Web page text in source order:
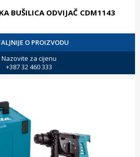
BUŠILICA ODVIJAČ CDM1143
O PROIZVODU
Nazovite za cijenu
+387 32 460 333